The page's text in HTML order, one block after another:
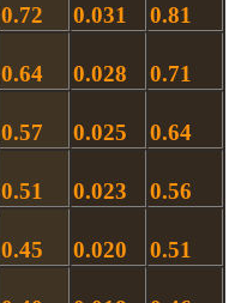
0.72 0.031
0.81
0.64 0.028
0.71
0.57 0.025
0.64
0.51 0.023
0.56
0.45 0.020
0.51